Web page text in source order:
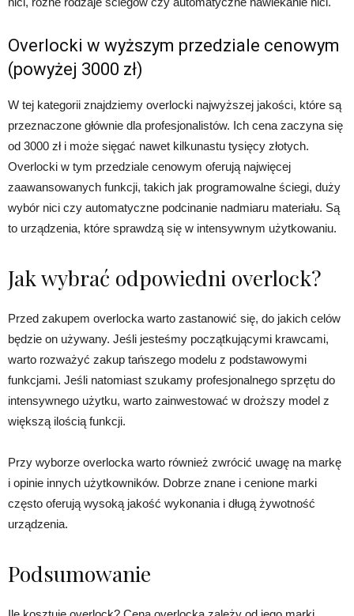
Overlocki w wyższym przedziale cenowym
(powyżej 3000 zł)
W tej kategorii znajdziemy overlocki najwyższej jakości, które są
przeznaczone głównie dla profesjonalistów. Ich cena zaczyna się
od 3000 zł i może sięgać nawet kilkunastu tysięcy złotych.
Overlocki w tym przedziale cenowym oferują najwięcej
zaawansowanych funkcji, takich jak programowalne ściegi, duży
wybór nici czy automatyczne podcinanie nadmiaru materiału. Są
to urządzenia, które sprawdzą się w intensywnym użytkowaniu.
Jak wybrać odpowiedni overlock?
Przed zakupem overlocka warto zastanowić się, do jakich celów
będzie on używany. Jeśli jesteśmy początkującymi krawcami,
warto rozważyć zakup tańszego modelu z podstawowymi
funkcjami. Jeśli natomiast szukamy profesjonalnego sprzętu do
intensywnego użytku, warto zainwestować w droższy model z
większą ilością funkcji.
Przy wyborze overlocka warto również zwrócić uwagę na markę
i opinie innych użytkowników. Dobrze znane i cenione marki
często oferują wysoką jakość wykonania i długą żywotność
urządzenia.
Podsumowanie